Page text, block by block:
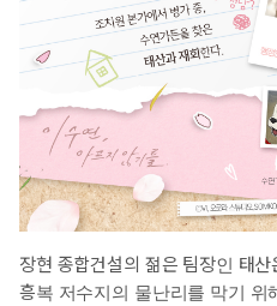
장현 종합건설의 젊은 팀장인 태산
흥복 저수지의 물난리를 막기 위